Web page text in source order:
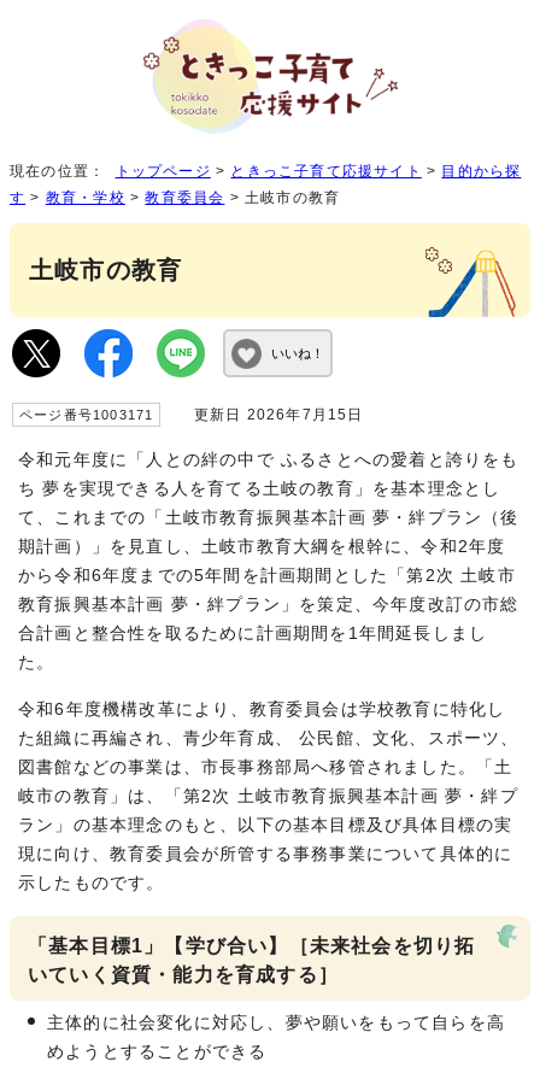
現在の位置： トップページ > ときっこ子育て応援サイト > 目的から探
す > 教育・学校 >教育委員会 > 土岐市の教育
土岐市の教育
いいね！
ページ番号1003171 更新日 2026年7月15日
令和元年度に「人との絆の中で ふるさとへの愛着と誇りをも
ち 夢を実現できる人を育てる土岐の教育」を基本理念とし
て、これまでの「土岐市教育振興基本計画 夢・絆プラン（後
期計画）」を見直し、土岐市教育大綱を根幹に、令和2年度
から令和6年度までの5年間を計画期間とした「第2次 土岐市
教育振興基本計画 夢・絆プラン」を策定、今年度改訂の市総
合計画と整合性を取るために計画期間を1年間延長しまし
た。
令和6年度機構改革により、教育委員会は学校教育に特化し
た組織に再編され、青少年育成、 公民館、文化、スポーツ、
図書館などの事業は、市長事務部局へ移管されました。「土
岐市の教育」は、「第2次 土岐市教育振興基本計画 夢・絆プ
ラン」の基本理念のもと、以下の基本目標及び具体目標の実
現に向け、教育委員会が所管する事務事業について具体的に
示したものです。
「基本目標1」【学び合い】［未来社会を切り拓
いていく資質・能力を育成する］
主体的に社会変化に対応し、夢や願いをもって自らを高
めようとすることができる